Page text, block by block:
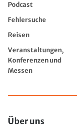
Podcast
Fehlersuche
Reisen
Veranstaltungen,
Konferenzen und
Messen
Über uns